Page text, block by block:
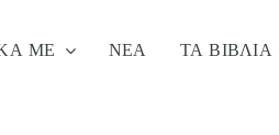
ΜΕ ΝΈΑ ΤΑ ΒΙΒΛΙΑ